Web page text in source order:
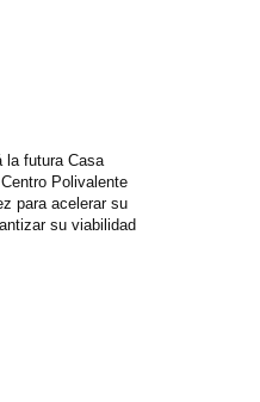
la futura Casa
Polivalente
para acelerar su
su viabilidad